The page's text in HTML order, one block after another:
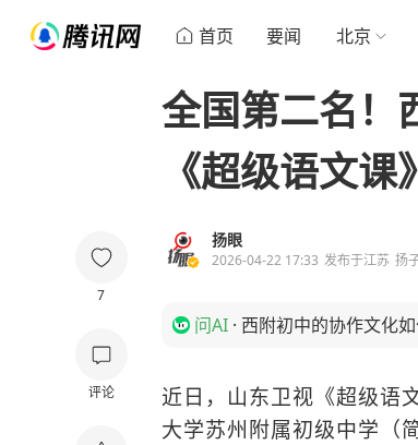
首页 要闻 北京
7
评论
全国第二名！
《超级语文
扬眼
2026-04-22 17:33 发布于江苏 扬
问AI · 西附初中的协作文化
近日，山东卫视《超级语
大学苏州附属初级中学（